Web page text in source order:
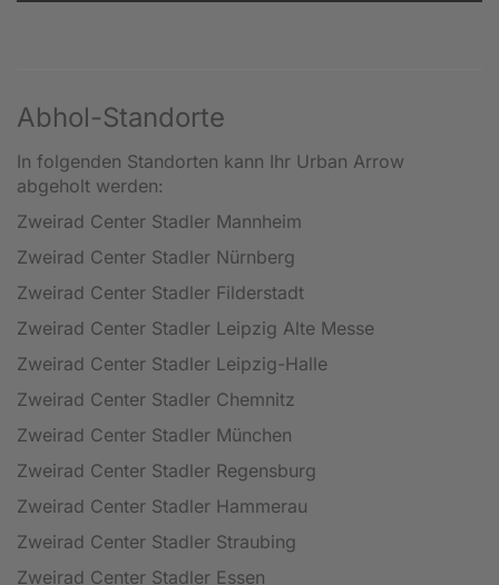
Abhol-Standorte
In folgenden Standorten kann Ihr Urban Arrow
abgeholt werden:
Zweirad Center Stadler Mannheim
Zweirad Center Stadler Nürnberg
Zweirad Center Stadler Filderstadt
Zweirad Center Stadler Leipzig Alte Messe
Zweirad Center Stadler Leipzig-Halle
Zweirad Center Stadler Chemnitz
Zweirad Center Stadler München
Zweirad Center Stadler Regensburg
Zweirad Center Stadler Hammerau
Zweirad Center Stadler Straubing
Zweirad Center Stadler Essen